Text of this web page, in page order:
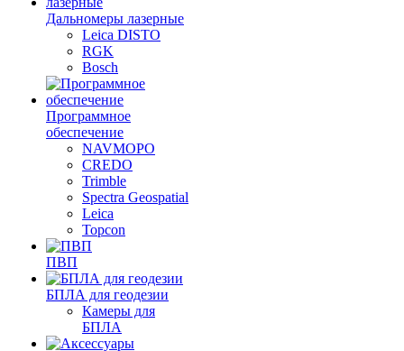
Дальномеры лазерные
Leica DISTO
RGK
Bosch
Программное
обеспечение
NAVMOPO
CREDO
Trimble
Spectra Geospatial
Leica
Topcon
ПВП
БПЛА для геодезии
Камеры для
БПЛА